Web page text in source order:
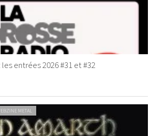
entrées 2026 #31 et #32
METAL